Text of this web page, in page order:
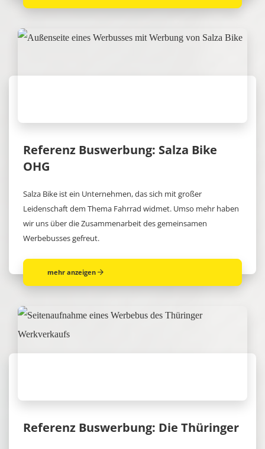
Referenz Buswerbung: Salza Bike
OHG
Salza Bike ist ein Unternehmen, das sich mit großer
Leidenschaft dem Thema Fahrrad widmet. Umso mehr haben
wir uns über die Zusammenarbeit des gemeinsamen
Werbebusses gefreut.
mehr anzeigen
Referenz Buswerbung: Die Thüringer